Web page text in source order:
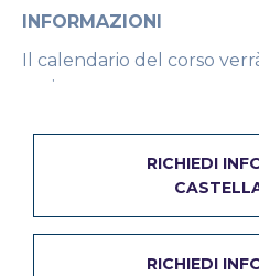
INFORMAZIONI
Il calendario del corso
avvio.
10 partecipantiRICHIEDI
RICHIEDI